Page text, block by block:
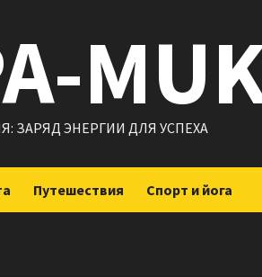
ЗАРЯД ЭНЕРГИИ ДЛЯ УСПЕХА
Путешествия Спорт и йога